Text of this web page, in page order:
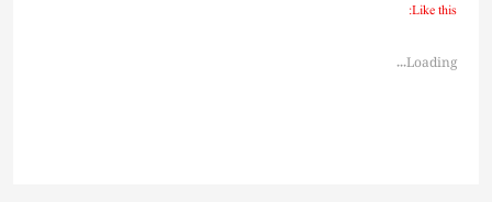
Like this:
Loading...